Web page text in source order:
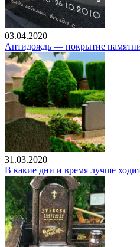
03.04.2020
Антидождь — покрытие
31.03.2020
В какие дни и время лучше